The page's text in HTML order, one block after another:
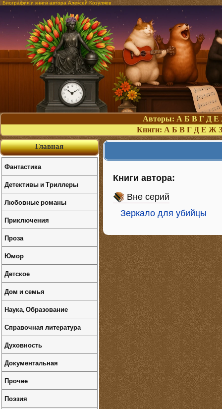
Биография и книги автора Алексей Козуляев
Авторы: А Б В Г Д Е
Книги: А Б В Г Д Е Ж З
Книги автора:
Вне серий
Зеркало для убийцы
Главная
Фантастика
Детективы и Триллеры
Любовные романы
Приключения
Проза
Юмор
Детское
Дом и семья
Наука, Образование
Справочная литература
Духовность
Документальная
Прочее
Поэзия